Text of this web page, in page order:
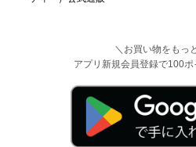
＼お買い物をもっ
アプリ新規会員登録で100ポ